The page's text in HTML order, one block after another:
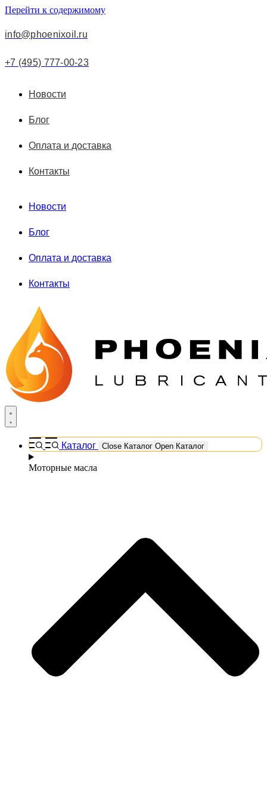
Перейти к содержимому
info@phoenixoil.ru
+7 (495) 777-00-23
Новости
Блог
Оплата и доставка
Контакты
Новости
Блог
Оплата и доставка
Контакты
Каталог Close Каталог Open Каталог
Моторные масла